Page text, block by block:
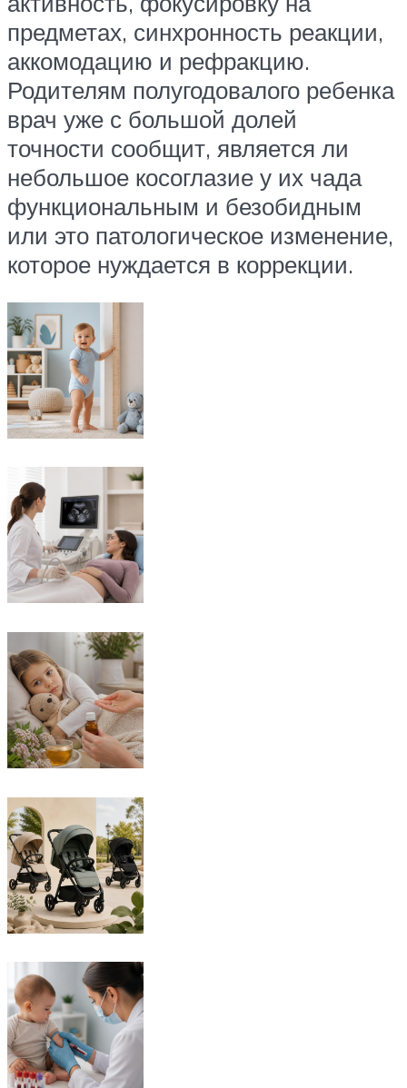
предметах, синхронность реакции,
аккомодацию и рефракцию.
Родителям полугодовалого ребенка
врач уже с большой долей
точности сообщит, является ли
небольшое косоглазие у их чада
функциональным и безобидным
или это патологическое изменение,
которое нуждается в коррекции.